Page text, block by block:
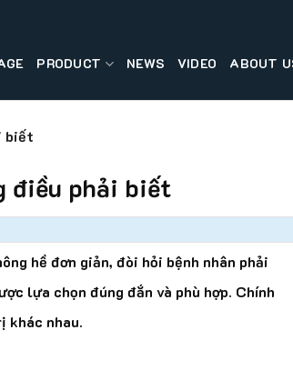
PRODUCT NEWS VIDEO ABOUT
biết
điều phải biết
hề đơn giản, đòi hỏi bệnh nhân phải
lựa chọn đúng đắn và phù hợp. Chính
khác nhau.